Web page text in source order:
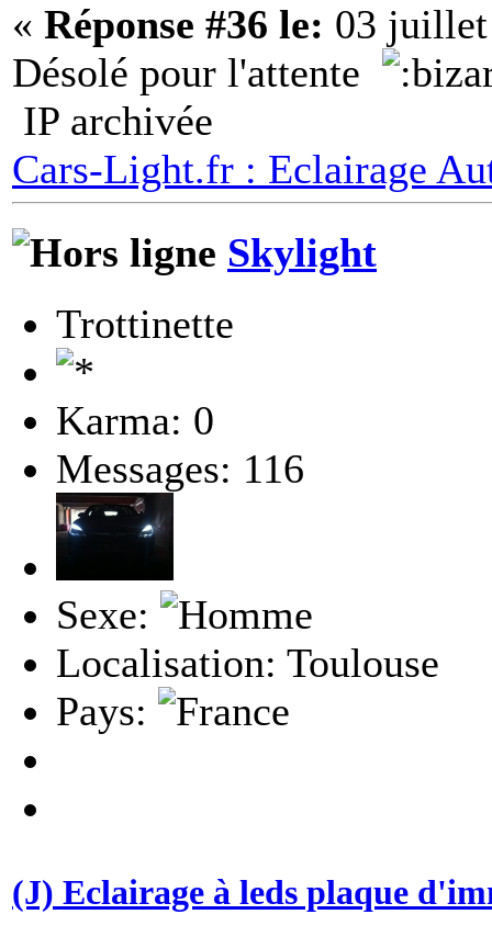
« Réponse #36 le: 03 juillet
Désolé pour l'attente
IP archivée
Cars-Light.fr : Eclairage
Skylight
Trottinette
Karma: 0
Messages: 116
Sexe:
Localisation: Toulouse
Pays:
(J) Eclairage à leds plaque